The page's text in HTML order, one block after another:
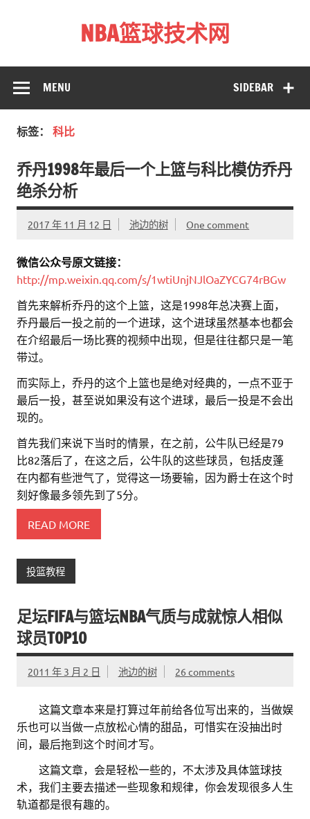
NBA篮球技术网
SIDEBAR
MENU
标签： 科比
乔丹1998年最后一个上篮与科比模仿乔丹
绝杀分析
2017 年 11 月 12 日 池边的树 One comment
微信公众号原文链接：
http://mp.weixin.qq.com/s/1wtiUnjNJlOaZYCG74rBGw
首先来解析乔丹的这个上篮，这是1998年总决赛上面，
乔丹最后一投之前的一个进球，这个进球虽然基本也都会
在介绍最后一场比赛的视频中出现，但是往往都只是一笔
带过。
而实际上，乔丹的这个上篮也是绝对经典的，一点不亚于
最后一投，甚至说如果没有这个进球，最后一投是不会出
现的。
首先我们来说下当时的情景，在之前，公牛队已经是79
比82落后了，在这之后，公牛队的这些球员，包括皮蓬
在内都有些泄气了，觉得这一场要输，因为爵士在这个时
刻好像最多领先到了5分。
READ MORE
投篮教程
足坛FIFA与篮坛NBA气质与成就惊人相似
球员TOP10
2011 年 3 月 2 日 池边的树 26 comments
这篇文章本来是打算过年前给各位写出来的，当做娱
乐也可以当做一点放松心情的甜品，可惜实在没抽出时
间，最后拖到这个时间才写。
这篇文章，会是轻松一些的，不太涉及具体篮球技
术，我们主要去描述一些现象和规律，你会发现很多人生
轨道都是很有趣的。